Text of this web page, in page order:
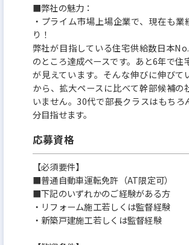
■弊社の魅力：
・プライム市場上場企業で、現在も業
り！
弊社が目指している住宅供給数日本
のところ達成ペースです。あと6年で住
が見えています。そんな伸びに伸びて
から、拡大ペースに比べて幹部候補の
いません。30代で部長クラスはもちろ
分目指せます。
応募資格
【必須要件】
■普通自動車運転免許（AT限定可）
■下記のいずれかのご経験がある方
・リフォーム施工若しくは監督経験
・新築戸建施工若しくは監督経験